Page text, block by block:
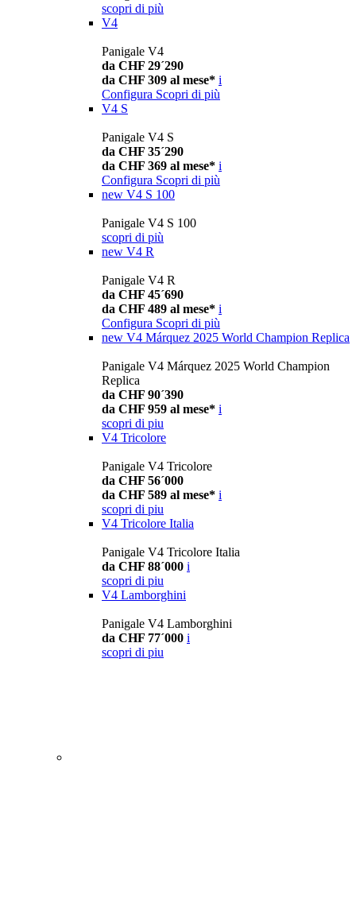
scopri di più
V4
Panigale V4
da CHF 29´290
da CHF 309 al mese* i
Configura Scopri di più
V4 S
Panigale V4 S
da CHF 35´290
da CHF 369 al mese* i
Configura Scopri di più
new V4 S 100
Panigale V4 S 100
scopri di più
new V4 R
Panigale V4 R
da CHF 45´690
da CHF 489 al mese* i
Configura Scopri di più
new V4 Márquez 2025 World Champion Replica
Panigale V4 Márquez 2025 World Champion
Replica
da CHF 90´390
da CHF 959 al mese* i
scopri di piu
V4 Tricolore
Panigale V4 Tricolore
da CHF 56´000
da CHF 589 al mese* i
scopri di piu
V4 Tricolore Italia
Panigale V4 Tricolore Italia
da CHF 88´000 i
scopri di piu
V4 Lamborghini
Panigale V4 Lamborghini
da CHF 77´000 i
scopri di piu